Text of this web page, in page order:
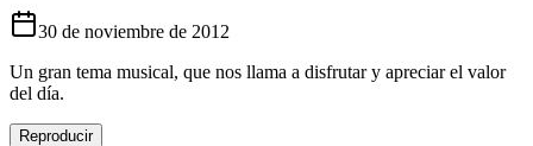
30 de noviembre de 2012
Un gran tema musical, que nos llama a disfrutar y apreciar el valor
del día.
Reproducir